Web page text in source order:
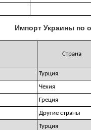
Импорт Украины по
Страна
Турция
Чехия
Греция
Другие страны
Турция